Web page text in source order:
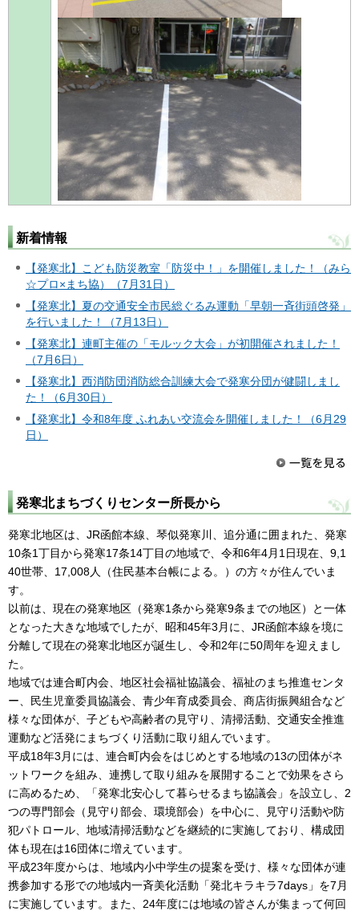
新着情報
【発寒北】こども防災教室「防災中！」を開催しました！（みら
☆プロ×まち協）（7月31日）
【発寒北】夏の交通安全市民総ぐるみ運動「早朝一斉街頭啓発」
を行いました！（7月13日）
【発寒北】連町主催の「モルック大会」が初開催されました！
（7月6日）
【発寒北】西消防団消防総合訓練大会で発寒分団が健闘しまし
た！（6月30日）
【発寒北】令和8年度 ふれあい交流会を開催しました！（6月29
日）
発寒北まちづくりセンター所長から
発寒北地区は、JR函館本線、琴似発寒川、追分通に囲まれた、発寒
10条1丁目から発寒17条14丁目の地域で、令和6年4月1日現在、9,1
40世帯、17,008人（住民基本台帳による。）の方々が住んでいま
す。
以前は、現在の発寒地区（発寒1条から発寒9条までの地区）と一体
となった大きな地域でしたが、昭和45年3月に、JR函館本線を境に
分離して現在の発寒北地区が誕生し、令和2年に50周年を迎えまし
た。
地域では連合町内会、地区社会福祉協議会、福祉のまち推進センタ
ー、民生児童委員協議会、青少年育成委員会、商店街振興組合など
様々な団体が、子どもや高齢者の見守り、清掃活動、交通安全推進
運動など活発にまちづくり活動に取り組んでいます。
平成18年3月には、連合町内会をはじめとする地域の13の団体がネ
ットワークを組み、連携して取り組みを展開することで効果をさら
に高めるため、「発寒北安心して暮らせるまち協議会」を設立し、2
つの専門部会（見守り部会、環境部会）を中心に、見守り活動や防
犯パトロール、地域清掃活動などを継続的に実施しており、構成団
体も現在は16団体に増えています。
平成23年度からは、地域内小中学生の提案を受け、様々な団体が連
携参加する形での地域内一斉美化活動「発北キラキラ7days」を7月
に実施しています。また、24年度には地域の皆さんが集まって何回